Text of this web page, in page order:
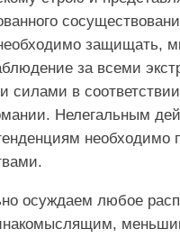
защищать,
за всеми
силами в
Нелегальным
необходимо
осуждаем любое